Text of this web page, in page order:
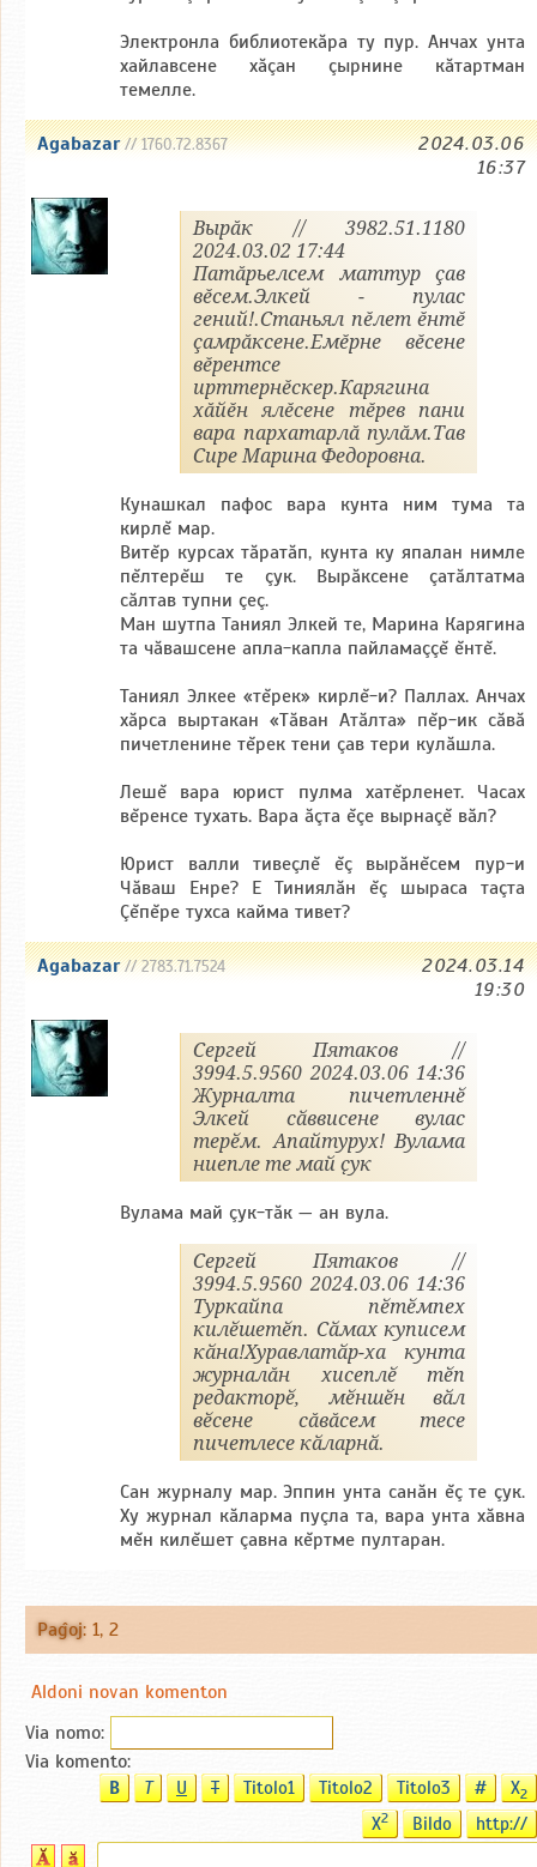
Электронла библиотекăра ту пур. Анчах унта
хайлавсене хăçан çырнине кăтартман
темелле.
Agabazar// 1760.72.8367
2024.03.06
16:37
Вырăк // 3982.51.1180
2024.03.02 17:44
Патăрьелсем маттур çав
вĕсем.Элкей - пулас
гений!.Станьял пĕлет ĕнтĕ
çамрăксене.Емĕрне вĕсене
вĕрентсе
ирттернĕскер.Карягина
хăйĕн ялĕсене тĕрев пани
вара пархатарлă пулăм.Тав
Сире Марина Федоровна.
Кунашкал пафос вара кунта ним тума та
кирлĕ мар.
Витĕр курсах тăратăп, кунта ку япалан нимле
пĕлтерĕш те çук. Вырăксене çатăлтатма
сăлтав тупни çеç.
Ман шутпа Таниял Элкей те, Марина Карягина
та чăвашсене апла-капла пайламаççĕ ĕнтĕ.
Таниял Элкее «тĕрек» кирлĕ-и? Паллах. Анчах
хăрса выртакан «Тăван Атăлта» пĕр-ик сăвă
пичетленине тĕрек тени çав тери кулăшла.
Лешĕ вара юрист пулма хатĕрленет. Часах
вĕренсе тухать. Вара ăçта ĕçе вырнаçĕ вăл?
Юрист валли тивеçлĕ ĕç вырăнĕсем пур-и
Чăваш Енре? Е Тиниялăн ĕç шыраса таçта
Çĕпĕре тухса кайма тивет?
Agabazar// 2783.71.7524
2024.03.14
19:30
Сергей Пятаков //
3994.5.9560 2024.03.06 14:36
Журналта пичетленнӗ
Элкей сӑввисене вулас
терӗм. Апайтурух! Вулама
ниепле те май ҫук
Вулама май çук-тăк — ан вула.
Сергей Пятаков //
3994.5.9560 2024.03.06 14:36
Туркайпа пӗтӗмпех
килӗшетӗп. Сӑмах куписем
кӑна!Хуравлатӑр-ха кунта
журналăн хисеплӗ тӗп
редакторӗ, мӗншӗн вӑл
вӗсене сăвăсем тесе
пичетлесе кӑларнӑ.
Сан журналу мар. Эппин унта санăн ĕç те çук.
Ху журнал кăларма пуçла та, вара унта хăвна
мĕн килĕшет çавна кĕртме пултаран.
Paĝoj: 1, 2
Aldoni novan komenton
Via nomo:
Via komento:
B T U T Titolo1 Titolo2 Titolo3 # X2
X2 Bildo http://